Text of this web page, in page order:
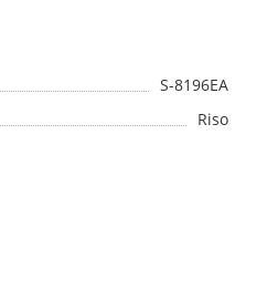
S-8196EA
Riso